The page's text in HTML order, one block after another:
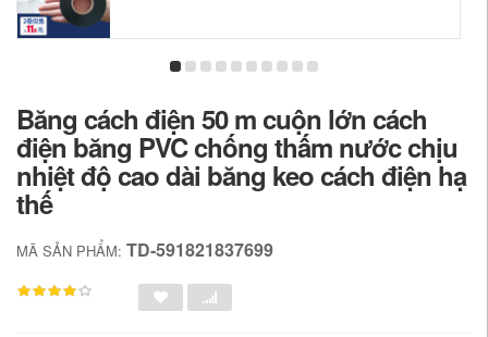
Băng cách điện 50 m cuộn lớn cách
điện băng PVC chống thấm nước chịu
nhiệt độ cao dài băng keo cách điện hạ
thế
MÃ SẢN PHẨM: TD-591821837699